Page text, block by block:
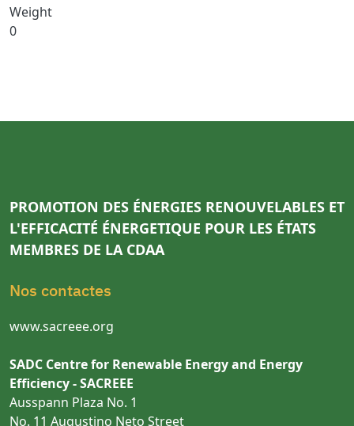
Weight
0
PROMOTION DES ÉNERGIES RENOUVELABLES ET
L'EFFICACITÉ ÉNERGETIQUE POUR LES ÉTATS
MEMBRES DE LA CDAA
Nos contactes
www.sacreee.org
SADC Centre for Renewable Energy and Energy
Efficiency - SACREEE
Ausspann Plaza No. 1
No. 11 Augustino Neto Street